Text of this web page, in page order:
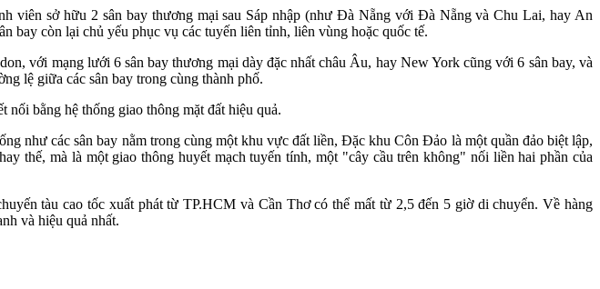
viên sở hữu 2 sân bay thương mại sau Sáp nhập (như Đà Nẵng với Đà Nẵng và Chu Lai, hay An
bay còn lại chủ yếu phục vụ các tuyến liên tỉnh, liên vùng hoặc quốc tế.
với mạng lưới 6 sân bay thương mại dày đặc nhất châu Âu, hay New York cũng với 6 sân bay, và
lệ giữa các sân bay trong cùng thành phố.
bằng hệ thống giao thông mặt đất hiệu quả.
như các sân bay nằm trong cùng một khu vực đất liền, Đặc khu Côn Đảo là một quần đảo biệt lập,
thế, mà là một giao thông huyết mạch tuyến tính, một "cây cầu trên không" nối liền hai phần của
tàu cao tốc xuất phát từ TP.HCM và Cần Thơ có thể mất từ 2,5 đến 5 giờ di chuyển. Về hàng
và hiệu quả nhất.